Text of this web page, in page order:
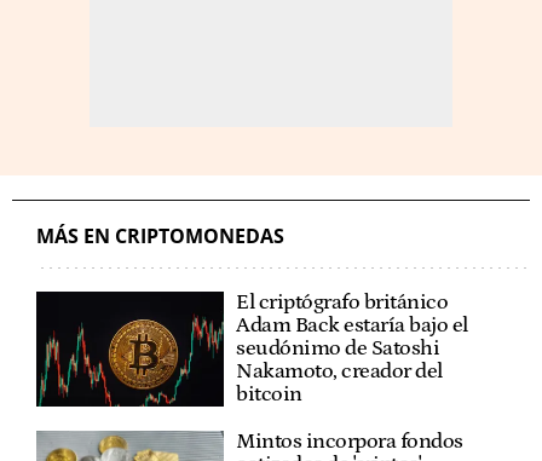
MÁS EN CRIPTOMONEDAS
El criptógrafo británico
Adam Back estaría bajo el
seudónimo de Satoshi
Nakamoto, creador del
bitcoin
Mintos incorpora fondos